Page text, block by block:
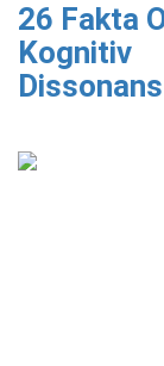
26 Fakta
Kognitiv
Dissonans